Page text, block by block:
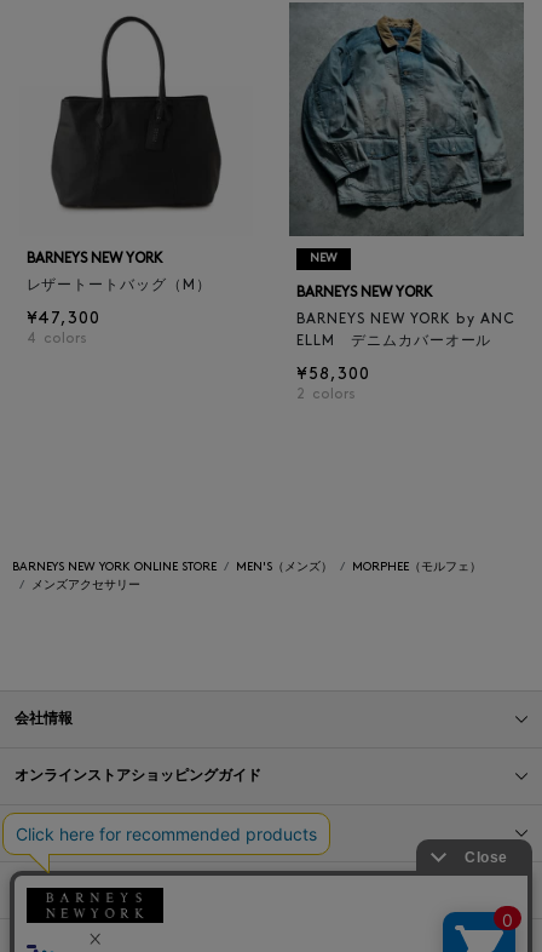
BARNEYS NEW YORK
レザートートバッグ（M）
¥47,300
4 colors
NEW
BARNEYS NEW YORK
BARNEYS NEW YORK by ANC
ELLM デニムカバーオール
¥58,300
2 colors
BARNEYS NEW YORK ONLINE STORE MEN'S（メンズ）
MORPHEE（モルフェ）
メンズアクセサリー
会社情報
オンラインストアショッピングガイド
店舗情報
サービス